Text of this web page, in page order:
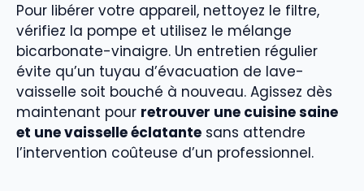
Pour libérer votre appareil, nettoyez le filtre,
vérifiez la pompe et utilisez le mélange
bicarbonate-vinaigre. Un entretien régulier
évite qu’un tuyau d’évacuation de lave-
vaisselle soit bouché à nouveau. Agissez dès
maintenant pour retrouver une cuisine saine
et une vaisselle éclatante sans attendre
l’intervention coûteuse d’un professionnel.